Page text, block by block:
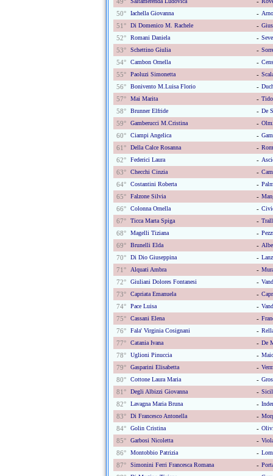
50° Iachella Giovanna -
51° Di Domenico M. Rachele -
52° Romani Daniela -
53° Schettino Giulia -
54° Cambon Ornella -
55° Paoluzi Simonetta -
56° Bonivento M.luisa Florio -
57° Mai Marita -
58° Brunner Elfride - De
59° Gamberucci M.cristina -
60° Ciampi Angelica -
61° Della Calce Rosanna -
62° Federici Laura -
63° Checchi Cinzia -
64° Costantini Roberta -
65° Falzone Silvia -
66° Colonna Ornella -
67° Ticca Marta Spiga -
68° Magelli Tiziana -
69° Brunelli Elda -
70° Di Dio Giuseppina -
71° Alquati Ambra -
72° Giuliani Dolores Fontanesi -
73° Capriata Emanuela -
74° Pace Luisa -
75° Cassani Elena -
76° Fala' Virginia Cosignani -
77° Catania Ivana - De
78° Uglioni Pinuccia -
79° Gasparini Elisabetta -
80° Cottone Laura Maria -
81° Degli Albizzi Giovanna -
82° Lavagna Maria Bruna -
83° Di Francesco Antonella -
84° Golin Cristina -
85° Garbosi Nicoletta -
86° Montobbio Patrizia -
87° Simonini Ferri Francesca Romana -